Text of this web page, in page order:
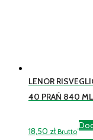
LENOR
40 PRAŃ 840 ML
18,50 zł Brutto